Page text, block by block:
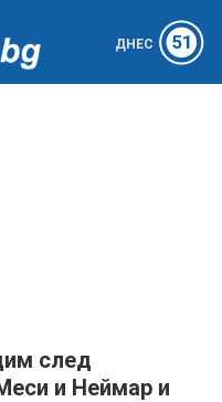
ДНЕС 51
след
и Неймар и